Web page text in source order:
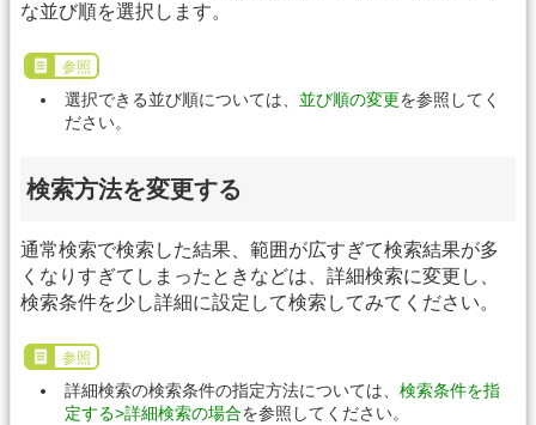
な並び順を選択します。
参照
選択できる並び順については、 並び順の変更を参照してく
ださい。
検索方法を変更する
通常検索で検索した結果、範囲が広すぎて検索結果が多
くなりすぎてしまったときなどは、詳細検索に変更し、
検索条件を少し詳細に設定して検索してみてください。
参照
詳細検索の検索条件の指定方法については、 検索条件を指
定する>詳細検索の場合を参照してください。